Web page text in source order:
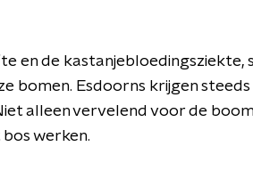
en de kastanjebloedingsziekte,
bomen. Esdoorns krijgen
alleen vervelend voor de
werken.